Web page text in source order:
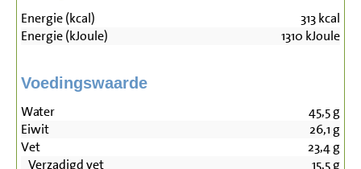
Energie (kcal) 313kcal
Energie (kJoule)
1310 kJoule
Voedingswaarde
Water 45,5g
Eiwit
26,1 g
Vet
23,4g
Verzadigd vet
15,5g